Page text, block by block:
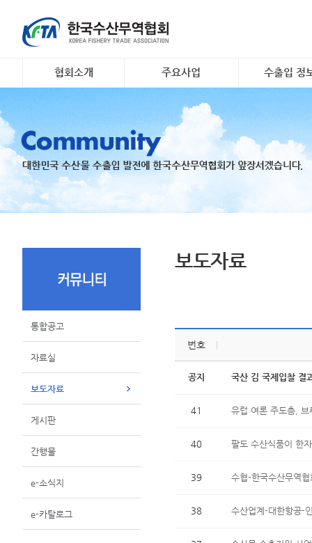
협회소개
조직도
회원명부
유관기관·사업
주요사업
대일 김 수출 촉진 사업
리스크안전망 구축
수출기업 맞춤형 해외시
장조사
K- 씨푸드 인바운드 마케
지원
수출입 정
무역관련 정
통합공고
자료실
보도자료
게시판
간행물
e-소식지
e-카탈로그
보도자료
번호
공지 국산 김 국제입찰 결
41 유럽 여론 주도층,
40 팔도 수산식품이 한
39 수협-한국수산무역
38 수산업계-대한항공-